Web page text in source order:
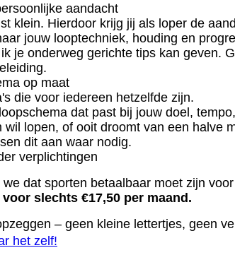
aandacht
klein. Hierdoor krijg jij als loper de
jouw looptechniek, houding en
je onderweg gerichte tips kan geven.
op maat
die voor iedereen hetzelfde zijn.
dat past bij jouw doel,
lopen, of ooit droomt van een halve
dit aan waar nodig.
verplichtingen
dat sporten betaalbaar moet zijn
slechts €17,50 per maand.
– geen kleine lettertjes, geen
het zelf!